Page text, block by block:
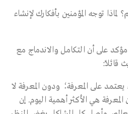
لماذا توجه المؤمنين بأفكارك لإنشاء
على أن التكامل والاندماج مع
قائلاً:
على المعرفة؛ ودون المعرفة لا
هي الأكثر أهمية اليوم. إن